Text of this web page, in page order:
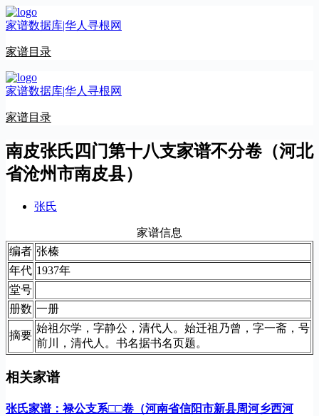
跳
至
容
家谱数据库|华人寻根网
家谱目录
家谱数据库|华人寻根网
家谱目录
南皮张氏四门第十八支家谱不分卷（河北
省沧州市南皮县）
张氏
家谱信息
编者 张榛
年代 1937年
堂号
册数 一册
摘要
始祖尔学，字静公，清代人。始迁祖乃曾，字一斋，号
前川，清代人。书名据书名页题。
相关家谱
张氏家谱：禄公支系□□卷（河南省信阳市新县周河乡西河